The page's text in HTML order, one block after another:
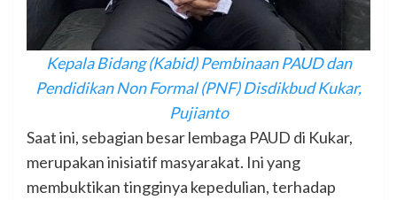
Kepala Bidang (Kabid) Pembinaan PAUD dan
Pendidikan Non Formal (PNF) Disdikbud Kukar,
Pujianto
Saat ini, sebagian besar lembaga PAUD di Kukar,
merupakan inisiatif masyarakat. Ini yang
membuktikan tingginya kepedulian, terhadap